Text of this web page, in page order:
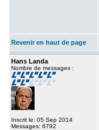
Revenir en haut de page
Hans Landa
Nombre de messages :
Inscrit le: 05 Sep 2014
Messages: 6792